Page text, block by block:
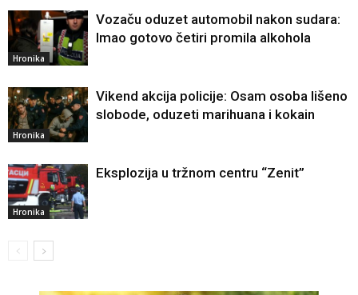
Hronika
Vozaču oduzet automobil nakon sudara:
Imao gotovo četiri promila alkohola
Hronika
Vikend akcija policije: Osam osoba lišeno
slobode, oduzeti marihuana i kokain
Hronika
Eksplozija u tržnom centru “Zenit”